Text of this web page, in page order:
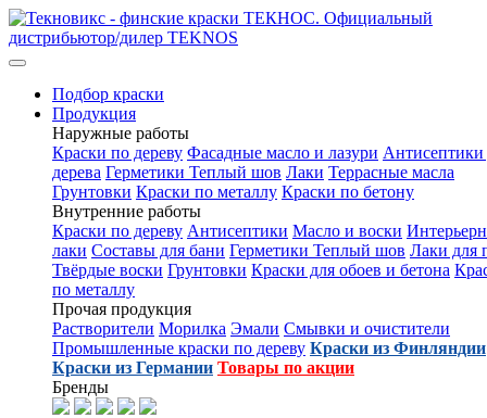
Подбор краски
Продукция
Наружные работы
Краски по дереву Фасадные масло и лазури Антисептики
дерева Герметики Теплый шов Лаки Террасные масла
Грунтовки Краски по металлу Краски по бетону
Внутренние работы
Краски по дереву Антисептики Масло и воски
лаки Составы для бани Герметики Теплый шов Лаки для
Твёрдые воски Грунтовки Краски для обоев и бетона
по металлу
Прочая продукция
Растворители Морилка Эмали Смывки и очистители
Промышленные краски по дереву Краски из Финляндии
Краски из Германии Товары по акции
Бренды